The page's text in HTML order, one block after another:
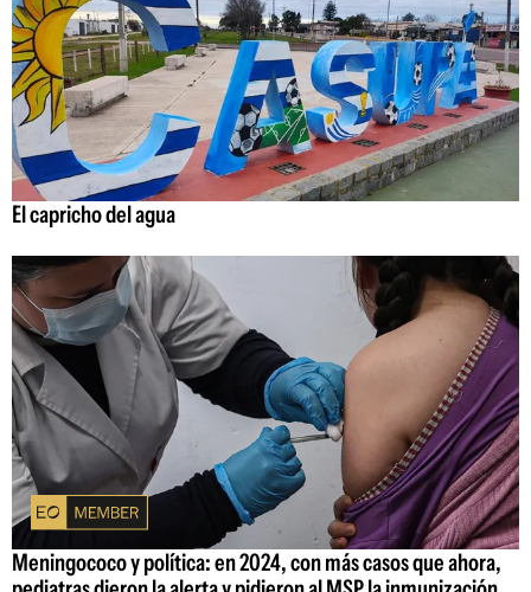
El capricho del agua
Meningococo y política: en 2024, con más casos que ahora,